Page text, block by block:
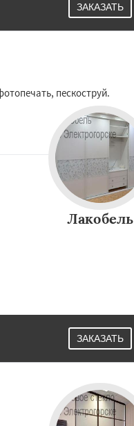
ЗАКАЗАТЬ
пескоструй.
Лакобель
ЗАКАЗАТЬ